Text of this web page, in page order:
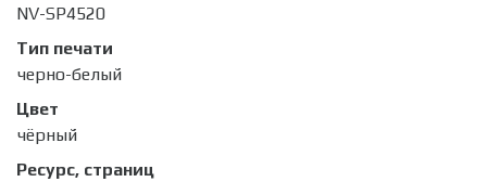
NV-SP4520
Тип печати
черно-белый
Цвет
чёрный
Ресурс, страниц